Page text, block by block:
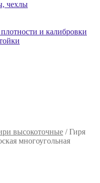
чехлы
и калибровки
высокоточные /Гиря
многоугольная